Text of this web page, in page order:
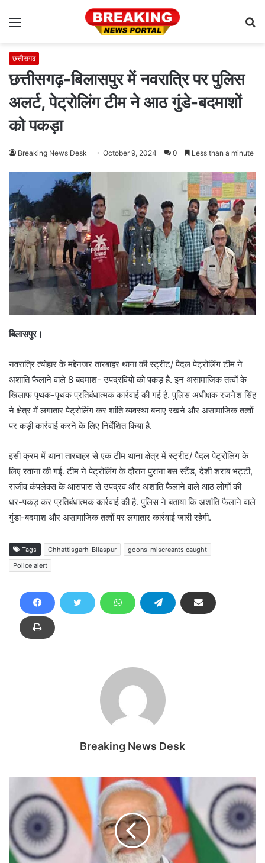
Menu
छत्तीसगढ़
छत्तीसगढ़-बिलासपुर में नवरात्रि पर पुलिस
अलर्ट, पेट्रोलिंग टीम ने आठ गुंडे-बदमाशों
को पकड़ा
Breaking News Desk October 9, 2024 0 Less than a minute
बिलासपुर।
नवरात्रि त्योहार के मद्देनजर तारबाहर थाना की स्ट्रीट/ पैदल पेट्रोलिंग टीम ने
अशांति फैलाने वाले 8 बदमाश- उपद्रवियों को पकड़ है. इन असामाजिक तत्वों के
खिलाफ पृथक-पृथक प्रतिबंधात्मक कार्रवाई की गई है. पुलिस अधीक्षक रजनेश सिंह
ने क्षेत्र में लगातार पेट्रोलिंग कर शांति व्यवस्था बनाए रखने और असामाजिक तत्वों
पर कड़ी कार्रवाई करने के लिए निर्देशित किया है.
इसी क्रम में थाना तारबाहर से एक टीम थाना क्षेत्र में स्ट्रीट/ पैदल पेट्रोलिग के
लिए रवाना की गई. टीम ने पेट्रोलिंग के दौरान पुराना बस स्टैंड, देशी शराब भट्टी,
राजीव कंपलेक्स के आसपास से उपद्रव और अशांति फैलाने वाले आठ लोगों की
धर-पकड़ कर प्रतिबंधात्मक कार्रवाई की है. पुलिस ने बताया कि अशांति फैलाने वाले
गुंडा-बदमाश और असामाजिक तत्वों पर लगातार कार्रवाई जारी रहेगी.
Tags Chhattisgarh-Bilaspur
goons-miscreants caught
Police alert
Breaking News Desk